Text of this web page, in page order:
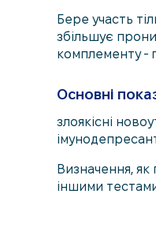
Бере участь
збільшує
комплементу -
Основні
злоякісні
Визначення,
іншими